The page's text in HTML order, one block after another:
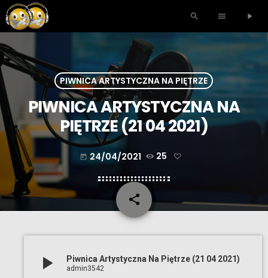
search menu play_arrow
PIWNICA ARTYSTYCZNA NA PIĘTRZE
PIWNICA ARTYSTYCZNA NA
PIĘTRZE (21 04 2021)
today 24/04/2021 25
share
email
play_arrow Piwnica Artystyczna Na Piętrze (21 04 2021)
admin3542